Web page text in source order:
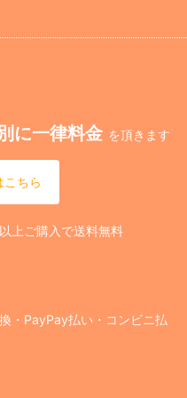
に一律料金 を頂きます
こちら
以上ご購入で送料無料
・PayPay払い・コンビニ払